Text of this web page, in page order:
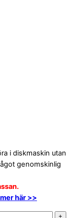
i diskmaskin utan
genomskinlig
här >>
+